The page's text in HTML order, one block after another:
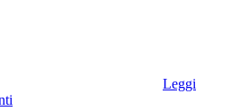
Leggi